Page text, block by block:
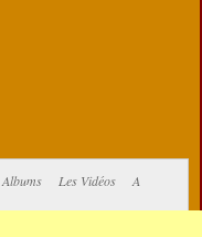
Albums Les Vidéos
A